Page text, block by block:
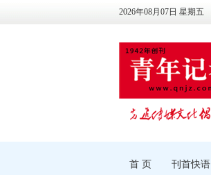
2026年08月07日 星期五
首 页 刊首快语